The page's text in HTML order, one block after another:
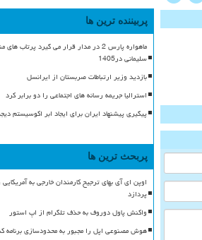
پربیننده ترین ها
ماهواره پارس 2 در مدار قرار می گیرد پرتاب
سلیمانی در1405
بازدید وزیر ارتباطات صربستان از ایرانسل
استرالیا جریمه رسانه های اجتماعی را دو برابر کرد
پیگیری پیشنهاد ایران برای ایجاد ابر اکوسیستم
پربحث ترین ها
اوپن ای آی بهای ترجیح کارمندان خارجی به
پردازد
واکنش پاول دوروف به حذف تلگرام از اپ استور
هوش مصنوعی اپل را مجبور به محدودسازی برنامه